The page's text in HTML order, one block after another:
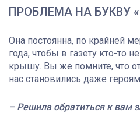
ПРОБЛЕМА НА БУКВУ
Она постоянна, по крайней
года, чтобы в газету кто-то
крышу. Вы же помните, что
нас становились даже
– Решила обратиться к